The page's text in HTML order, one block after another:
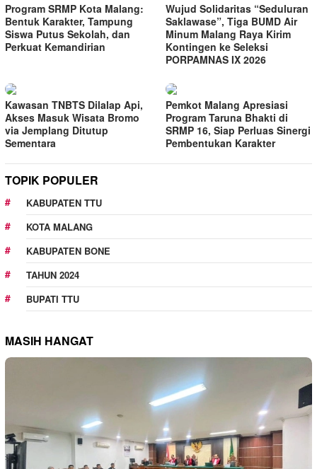
Program SRMP Kota Malang:
Bentuk Karakter, Tampung
Siswa Putus Sekolah, dan
Perkuat Kemandirian
Wujud Solidaritas “Seduluran
Saklawase”, Tiga BUMD Air
Minum Malang Raya Kirim
Kontingen ke Seleksi
PORPAMNAS IX 2026
Kawasan TNBTS Dilalap Api,
Akses Masuk Wisata Bromo
via Jemplang Ditutup
Sementara
Pemkot Malang Apresiasi
Program Taruna Bhakti di
SRMP 16, Siap Perluas Sinergi
Pembentukan Karakter
TOPIK POPULER
KABUPATEN TTU
KOTA MALANG
KABUPATEN BONE
TAHUN 2024
BUPATI TTU
MASIH HANGAT